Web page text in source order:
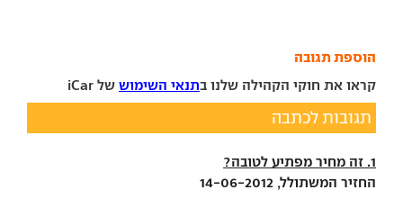
הוספת תגובה
קראו את חוקי הקהילה שלנו בתנאי השימוש של iCar
תגובות לכתבה
1. זה מחיר מפתיע לטובה?
החזיר המשתולל, 14-06-2012